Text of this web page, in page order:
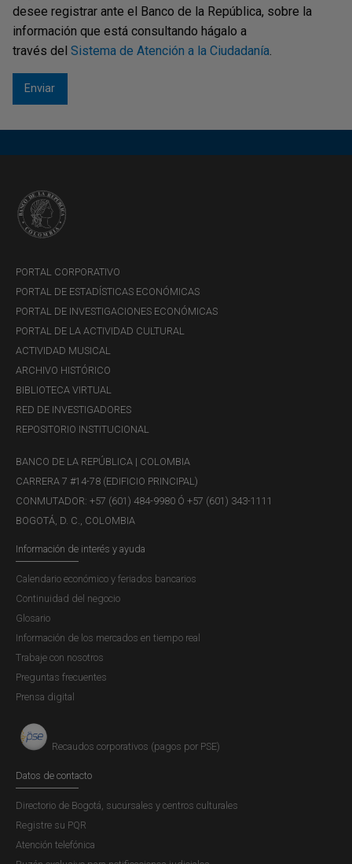
desee registrar ante el Banco de la República, sobre la
información que está consultando hágalo a
través del Sistema de Atención a la Ciudadanía
PORTAL CORPORATIVO
PORTAL DE ESTADÍSTICAS ECONÓMICAS
PORTAL DE INVESTIGACIONES ECONÓMICAS
PORTAL DE LA ACTIVIDAD CULTURAL
ACTIVIDAD MUSICAL
ARCHIVO HISTÓRICO
BIBLIOTECA VIRTUAL
RED DE INVESTIGADORES
REPOSITORIO INSTITUCIONAL
BANCO DE LA REPÚBLICA | COLOMBIA
CARRERA 7 #14-78 (EDIFICIO PRINCIPAL)
CONMUTADOR: +57 (601) 484-9980 Ó +57 (601) 343-1111
BOGOTÁ, D. C., COLOMBIA
Información de interés y ayuda
Calendario económico y feriados bancarios
Continuidad del negocio
Glosario
Información de los mercados en tiempo real
Trabaje con nosotros
Preguntas frecuentes
Prensa digital
Recaudos corporativos (pagos por PSE)
Datos de contacto
Directorio de Bogotá, sucursales y centros culturales
Registre su PQR
Atención telefónica